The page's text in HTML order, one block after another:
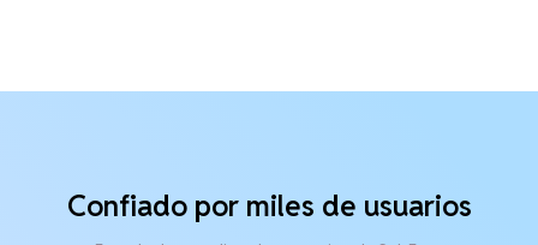
Confiado por miles de usuarios